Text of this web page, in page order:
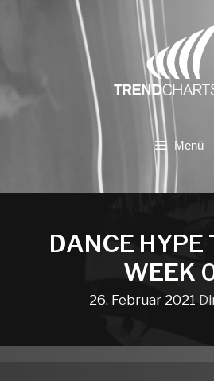
Menü
DANCE HYPE
WEEK
26. Februar 2021